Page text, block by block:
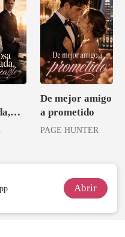
De mejor amigo
a prometido
PAGE HUNTER
Abrir